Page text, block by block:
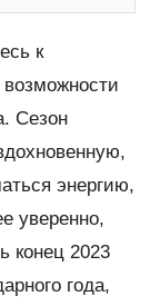
к
Сезон
энергию,
уверенно,
конец 2023
года,